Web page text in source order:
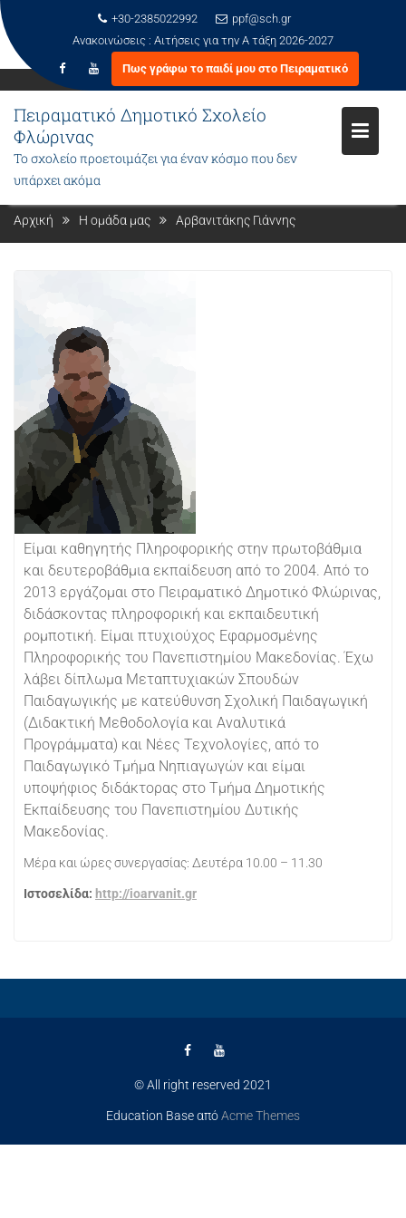
Μεταπηδήστε
περιεχόμενο
+30-2385022992
ppf@sch.gr
Ανακοινώσεις : Αιτήσεις για την Α τάξη 2026-2027
Πως γράφω το παιδί μου στο Πειραματικό
Πειραματικό Δημοτικό Σχολείο
Φλώρινας
Το σχολείο προετοιμάζει για έναν κόσμο που δεν
υπάρχει ακόμα
ΑΡΒΑΝΙΤΆΚΗΣ ΓΙΆΝΝΗΣ
Αρχική Η ομάδα μας Αρβανιτάκης Γιάννης
Είμαι καθηγητής Πληροφορικής στην πρωτοβάθμια
και δευτεροβάθμια εκπαίδευση από το 2004. Από το
2013 εργάζομαι στο Πειραματικό Δημοτικό Φλώρινας,
διδάσκοντας πληροφορική και εκπαιδευτική
ρομποτική. Είμαι πτυχιούχος Εφαρμοσμένης
Πληροφορικής του Πανεπιστημίου Μακεδονίας. Έχω
λάβει δίπλωμα Μεταπτυχιακών Σπουδών
Παιδαγωγικής με κατεύθυνση Σχολική Παιδαγωγική
(Διδακτική Μεθοδολογία και Αναλυτικά
Προγράμματα) και Νέες Τεχνολογίες, από το
Παιδαγωγικό Τμήμα Νηπιαγωγών και είμαι
υποψήφιος διδάκτορας στο Τμήμα Δημοτικής
Εκπαίδευσης του Πανεπιστημίου Δυτικής
Μακεδονίας.
Μέρα και ώρες συνεργασίας: Δευτέρα 10.00 – 11.30
Ιστοσελίδα: http://ioarvanit.gr
© All right reserved 2021
Education Base απόAcme Themes